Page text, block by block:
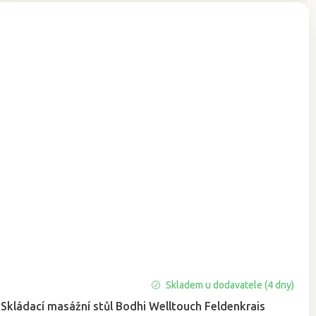
Skládací masážní stůl Bodhi Welltouch Feldenkrais
hodnocení
produktu
Skladem u dodavatele (4 dny)